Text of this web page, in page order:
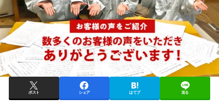
ポスト シェア はてブ 送る